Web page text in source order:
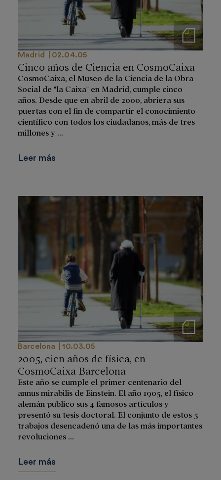
Notas de prensa
Madrid 02.04.05
Cinco años de Ciencia en CosmoCaixa
CosmoCaixa, el Museo de la Ciencia de la Obra
Social de "la Caixa" en Madrid, cumple cinco
años. Desde que en abril de 2000, abriera sus
puertas con el fin de compartir el conocimiento
científico con todos los ciudadanos, más de tres
millones y ...
Leer más
Notas de prensa
Barcelona 10.03.05
2005, cien años de física, en
CosmoCaixa Barcelona
Este año se cumple el primer centenario del
annus mirabilis de Einstein. El año 1905, el físico
alemán publico sus 4 famosos artículos y
presentó su tesis doctoral. El conjunto de estos 5
trabajos desencadenó una de las más importantes
revoluciones ...
Leer más